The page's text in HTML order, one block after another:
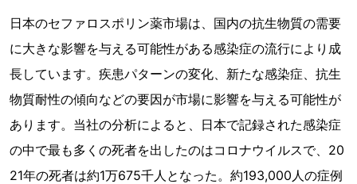
日本のセファロスポリン薬市場は、国内の抗生物質の需要
に大きな影響を与える可能性がある感染症の流行により成
長しています。疾患パターンの変化、新たな感染症、抗生
物質耐性の傾向などの要因が市場に影響を与える可能性が
あります。当社の分析によると、日本で記録された感染症
の中で最も多くの死者を出したのはコロナウイルスで、20
21年の死者は約1万675千人となった。約193,000人の症例